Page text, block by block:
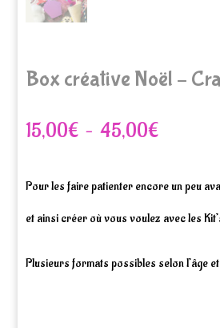
Box créative Noël –
15,00€ – 45,00€Plage
prix :
15,00€
à
Pour les faire patienter encore un peu
et ainsi créer où vous voulez avec les
Plusieurs formats possibles selon l’âge